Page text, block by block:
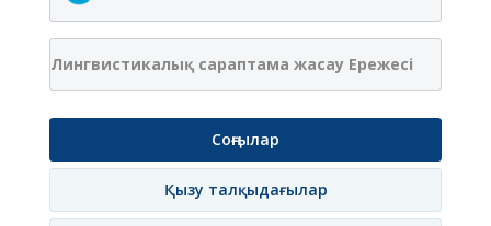
Лингвистикалық сараптама жасау Ережесі
Соңғылар
Қызу талқыдағылар